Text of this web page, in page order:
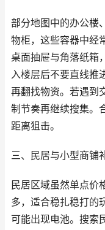
部分地图中的办公楼
物柜，这些容器中经
桌面抽屉与角落纸箱
入楼层后不要直线推
再翻找物资。若遇到
制节奏再继续搜集。
距离狙击。
三、民居与小型商铺
民居区域虽然单点价
多，适合稳扎稳打的
可能出现电池。搜索